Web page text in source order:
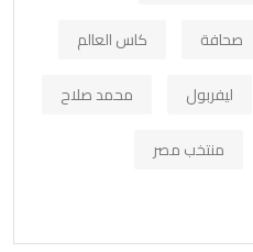
صحافة
كاس العالم
ليفربول
محمد صلاح
منتخب مصر